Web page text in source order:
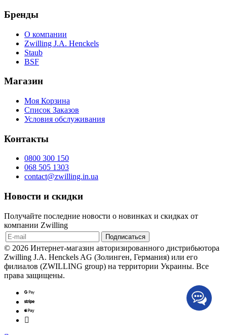
Бренды
О компании
Zwilling J.A. Henckels
Staub
BSF
Магазин
Моя Корзина
Список Заказов
Условия обслуживания
Контакты
0800 300 150
068 505 1303
contact@zwilling.in.ua
Новости и скидки
Получайте последние новости о новинках и скидках от
компании Zwilling
© 2026 Интернет-магазин авторизированного дистрибьютора
Zwilling J.A. Henckels AG (Золинген, Германия) или его
филиалов (ZWILLING group) на территории Украины. Все
права защищены.